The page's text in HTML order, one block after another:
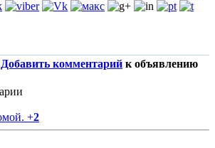
Добавить комментарий к объявлению
+2